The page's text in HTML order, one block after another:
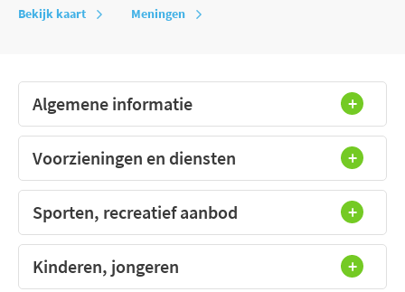
Bekijk kaart Meningen
Algemene informatie
Voorzieningen en diensten
Sporten, recreatief aanbod
Kinderen, jongeren